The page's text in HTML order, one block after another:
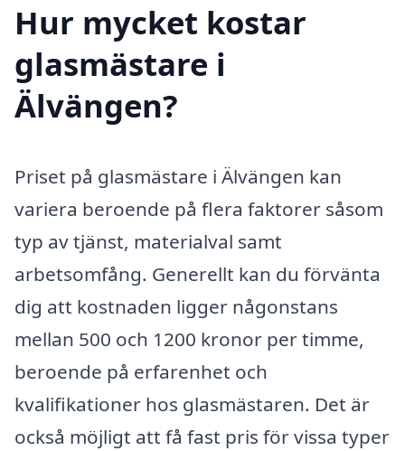
Hur mycket kostar
glasmästare i
Älvängen?
Priset på glasmästare i Älvängen kan
variera beroende på flera faktorer såsom
typ av tjänst, materialval samt
arbetsomfång. Generellt kan du förvänta
dig att kostnaden ligger någonstans
mellan 500 och 1200 kronor per timme,
beroende på erfarenhet och
kvalifikationer hos glasmästaren. Det är
också möjligt att få fast pris för vissa typer